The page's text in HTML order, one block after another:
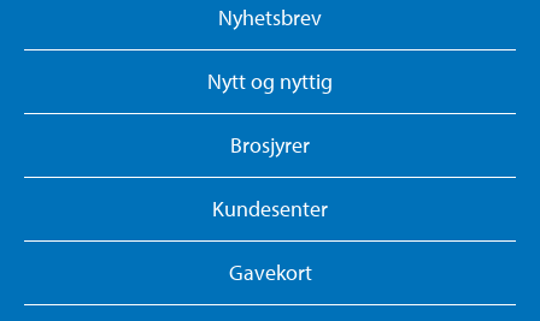
Nyhetsbrev
Nytt og nyttig
Brosjyrer
Kundesenter
Gavekort